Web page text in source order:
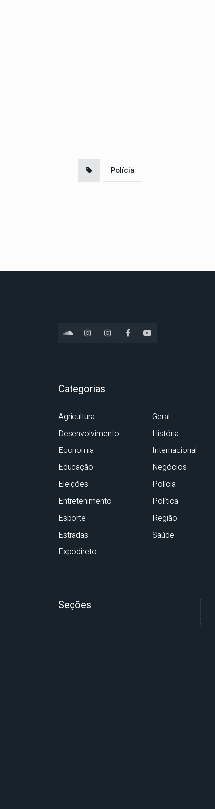
Polícia
Categorias
Agricultura
Desenvolvimento
Economia
Educação
Eleições
Entretenimento
Esporte
Estradas
Expodireto
Geral
História
Internacional
Negócios
Polícia
Política
Região
Saúde
Seções